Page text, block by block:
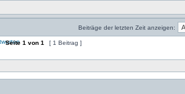
Beiträge der letzten Zeit anzeigen:
Seite 1 von 1 [ 1 Beitrag ]